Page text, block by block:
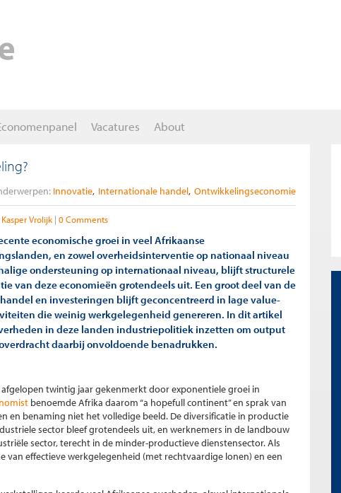
Vacatures About
Innovatie Internationale handel Ontwikkelingseconomie
Kasper Vrolijk 0 Comments
economische groei in veel Afrikaanse
en zowel overheidsinterventie op nationaal niveau
ondersteuning op internationaal niveau, blijft structurele
van deze economieën grotendeels uit. Een groot deel van de
en investeringen blijft geconcentreerd in lage value-
die weinig werkgelegenheid genereren. In dit artikel
in deze landen industriepolitiek inzetten om output
daarbij onvoldoende benadrukken.
twintig jaar gekenmerkt door exponentiele groei in
benoemde Afrika daarom “a hopefull continent” en sprak van
en benaming niet het volledige beeld. De diversificatie in productie
sector bleef grotendeels uit, en werknemers in de landbouw
sector, terecht in de minder-productieve dienstensector. Als
van effectieve werkgelegenheid (met rechtvaardige lonen) en een